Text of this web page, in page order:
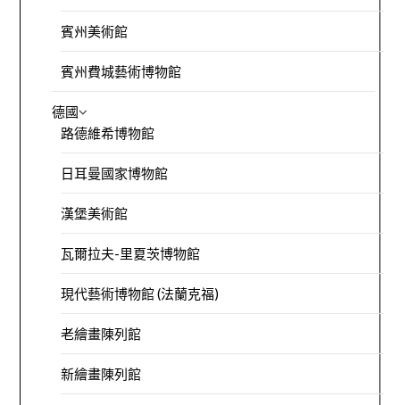
賓州美術館
賓州費城藝術博物館
德國
路德維希博物館
日耳曼國家博物館
漢堡美術館
瓦爾拉夫-里夏茨博物館
現代藝術博物館 (法蘭克福)
老繪畫陳列館
新繪畫陳列館